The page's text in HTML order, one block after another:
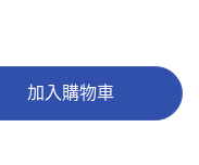
加入購物車